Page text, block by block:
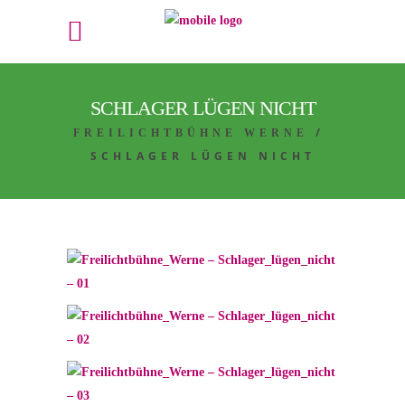
SCHLAGER LÜGEN NICHT
FREILICHTBÜHNE WERNE
/
SCHLAGER LÜGEN NICHT